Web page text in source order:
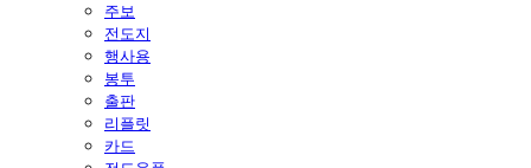
주보
전도지
행사용
봉투
출판
리플릿
카드